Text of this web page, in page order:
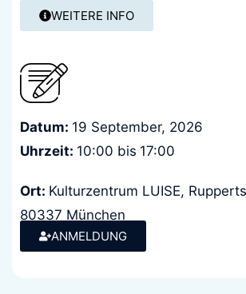
WEITERE INFO
Datum: 19 September, 2026
Uhrzeit: 10:00 bis 17:00
Ort: Kulturzentrum LUISE,
80337 München
Kosten:keine
ANMELDUNG